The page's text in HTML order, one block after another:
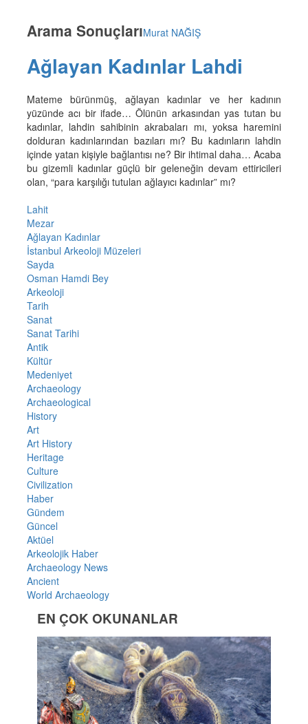
Arama SonuçlarıMurat NAĞIŞ
Ağlayan Kadınlar Lahdi
Mateme bürünmüş, ağlayan kadınlar ve her kadının
yüzünde acı bir ifade… Ölünün arkasından yas tutan bu
kadınlar, lahdin sahibinin akrabaları mı, yoksa haremini
dolduran kadınlarından bazıları mı? Bu kadınların lahdin
içinde yatan kişiyle bağlantısı ne? Bir ihtimal daha… Acaba
bu gizemli kadınlar güçlü bir geleneğin devam ettiricileri
olan, “para karşılığı tutulan ağlayıcı kadınlar” mı?
Lahit
Mezar
Ağlayan Kadınlar
İstanbul Arkeoloji Müzeleri
Sayda
Osman Hamdi Bey
Arkeoloji
Tarih
Sanat
Sanat Tarihi
Antik
Kültür
Medeniyet
Archaeology
Archaeological
History
Art
Art History
Heritage
Culture
Civilization
Haber
Gündem
Güncel
Aktüel
Arkeolojik Haber
Archaeology News
Ancient
World Archaeology
EN ÇOK OKUNANLAR